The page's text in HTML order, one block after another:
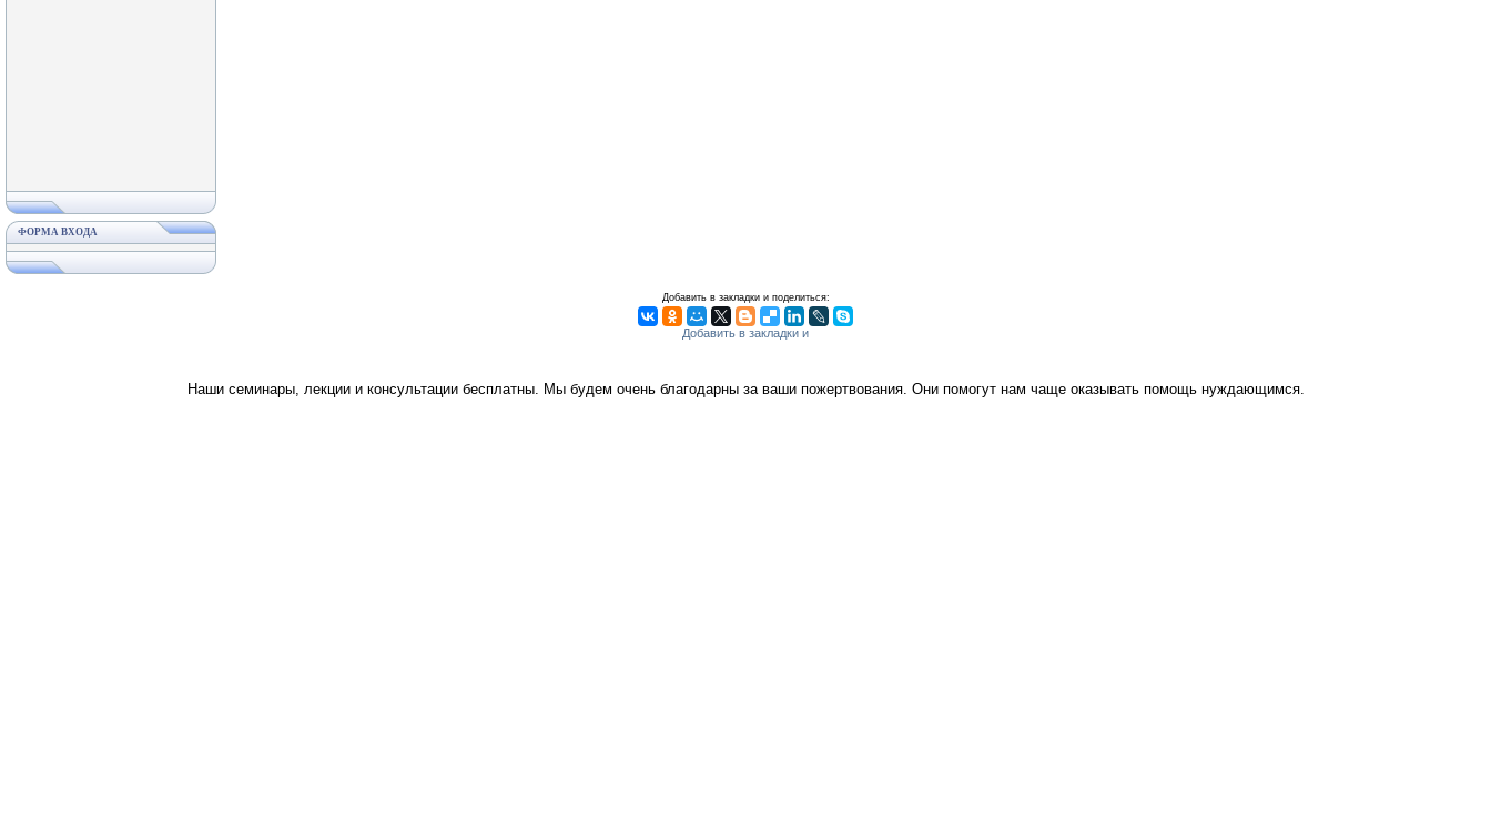
ФОРМА ВХОДА
Добавить в закладки и поделиться:
Наши семинары, лекции и консультации бесплатны. Мы будем очень благодарны за ваши пожертвования. Они помогут нам чаще оказывать помощь нуждающимся.